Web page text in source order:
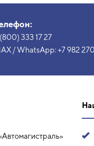
333 17 27
/ WhatsApp:+7 982